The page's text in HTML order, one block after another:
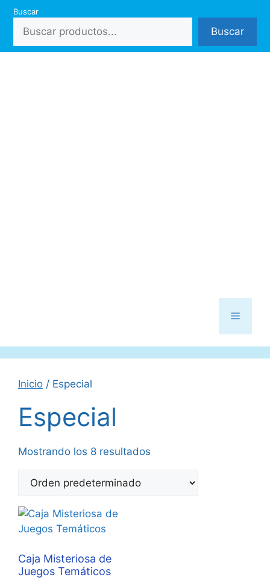
Saltar
contenido
Buscar
Buscar
Menú
Inicio / Especial
Especial
Mostrando los 8 resultados
Caja Misteriosa de
Juegos Temáticos